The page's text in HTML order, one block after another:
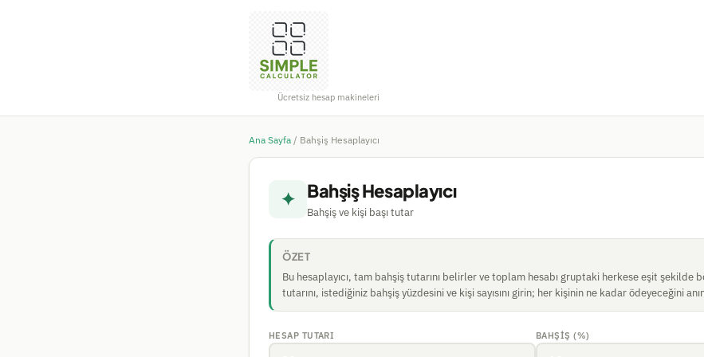
Ücretsiz hesap makineleri
Ana Sayfa / Bahşiş Hesaplayıcı
✦ Bahşiş Hesaplayıcı
Bahşiş ve kişi başı tutar
ÖZET
Bu hesaplayıcı, tam bahşiş tutarını belirler ve toplam hesabı gruptaki herkese eşit şekilde
tutarını, istediğiniz bahşiş yüzdesini ve kişi sayısını girin; her kişinin ne kadar ödeyeceğini
HESAP TUTARI BAHŞIŞ (%)